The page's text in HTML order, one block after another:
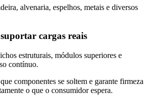
alvenaria, espelhos, metais e diversos
cargas reais
estruturais, módulos superiores e
contínuo.
componentes se soltem e garante firmeza
o que o consumidor espera.